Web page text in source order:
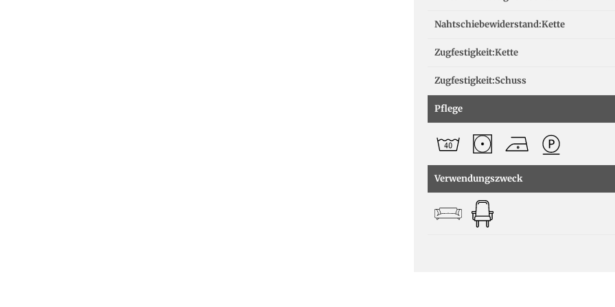
Nahtschiebewiderstand:Kette
Zugfestigkeit:Kette
Zugfestigkeit:Schuss
Pflege
Verwendungszweck